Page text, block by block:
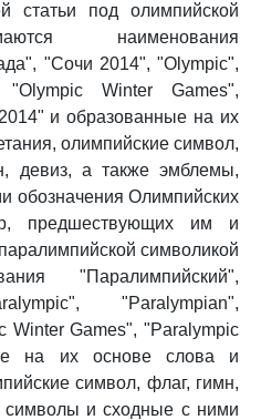
статьи под олимпийской
наименования
"Сочи 2014", "Olympic",
"Olympic Winter Games",
и образованные на их
олимпийские символ,
девиз, а также эмблемы,
обозначения Олимпийских
предшествующих им и
символикой
"Паралимпийский",
"Paralympian",
Winter Games", "Paralympic
на их основе слова и
символ, флаг, гимн,
и сходные с ними